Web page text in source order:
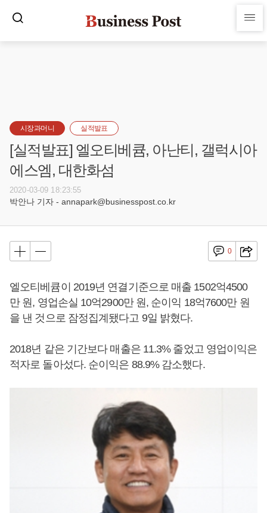
시장과머니 실적발표
[실적발표] 엘오티베큠, 아난티, 갤럭시아
에스엠, 대한화섬
2020-03-09 18:23:55
박안나 기자 - annapark@businesspost.co.kr
0
엘오티베큠이 2019년 연결기준으로 매출 1502억4500
만 원, 영업손실 10억2900만 원, 순이익 18억7600만 원
을 낸 것으로 잠정집계됐다고 9일 밝혔다.
2018년 같은 기간보다 매출은 11.3% 줄었고 영업이익은
적자로 돌아섰다. 순이익은 88.9% 감소했다.